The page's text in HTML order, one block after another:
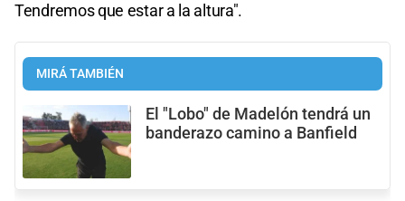
Tendremos que estar a la altura".
MIRÁ TAMBIÉN
El "Lobo" de Madelón tendrá un
banderazo camino a Banfield